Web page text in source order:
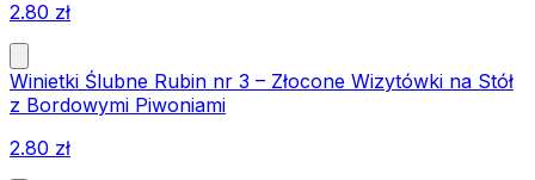
2.80 zł
Winietki Ślubne Rubin nr 3 – Złocone Wizytówki na Stół
z Bordowymi Piwoniami
2.80 zł